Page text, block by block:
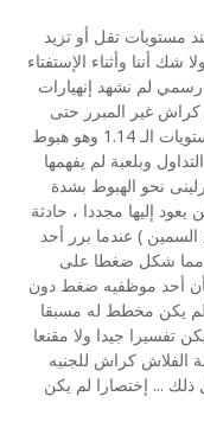
مستويات تقل أو تزيد
ولا شك أننا وأثناء الإستفتاء
لم نشهد إنهيارات
كراش غير المبرر حتى
اللحظة والذي هبط بالزوج خلال دقائق نحو مستويات الـ 1.14 وهو هبوط
وبلعبة لم يفهمها
نحو الهبوط بشدة
إليها مجددا ، حادثة
) عندما برر أحد
مما شكل ضغطا على
أحد موظفيه ضغط دون
يكن مخطط له مسبقا
تفسيرا جيدا ولا مقنعا
الفلاش كراش للجنيه
ذلك ... إختصارا لم يكن